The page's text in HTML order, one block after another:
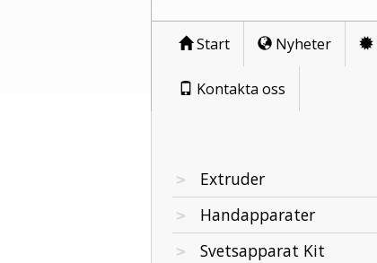
Start Nyheter
Kontakta oss
Extruder
Handapparater
Svetsapparat Kit